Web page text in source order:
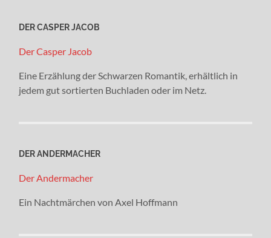
DER CASPER JACOB
Der Casper Jacob
Eine Erzählung der Schwarzen Romantik, erhältlich in
jedem gut sortierten Buchladen oder im Netz.
DER ANDERMACHER
Der Andermacher
Ein Nachtmärchen von Axel Hoffmann